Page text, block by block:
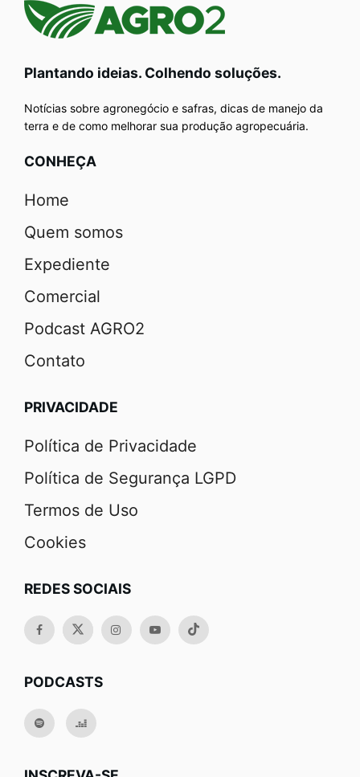
Plantando ideias. Colhendo soluções.
Notícias sobre agronegócio e safras, dicas de manejo da
terra e de como melhorar sua produção agropecuária.
CONHEÇA
Home
Quem somos
Expediente
Comercial
Podcast AGRO2
Contato
PRIVACIDADE
Política de Privacidade
Política de Segurança LGPD
Termos de Uso
Cookies
REDES SOCIAIS
PODCASTS